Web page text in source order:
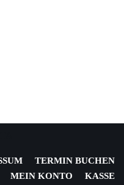
TERMIN BUCHEN
MEIN KONTO
KASSE